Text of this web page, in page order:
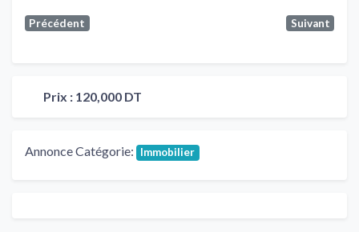
Précédent Suivant
Prix : 120,000 DT
Annonce Catégorie: Immobilier